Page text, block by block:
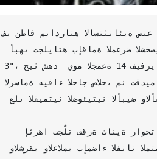
الثقافة أكودة الحدث الإبداعي في
الذي انتصب تحت عنوان "المتاهة
وتخلل اللقاء مداخلة حول تجربة
هيفاء الحاج صالح التي اعتمدت
للذات الإنسانية اتسم بجمالية
الموسيقية للموروث التونسي
بالمناسبة بحضور ثلة من ضيوف